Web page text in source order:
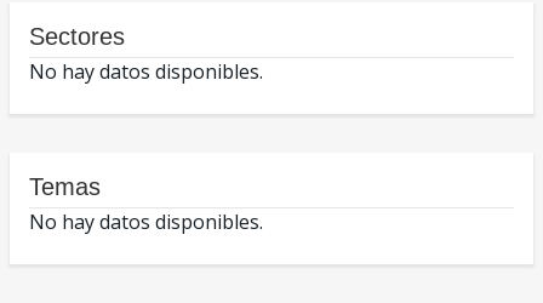
Sectores
No hay datos disponibles.
Temas
No hay datos disponibles.